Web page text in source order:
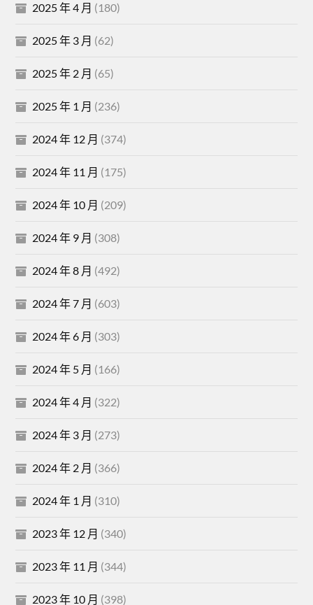
2025 年 4 月 (180)
2025 年 3 月 (62)
2025 年 2 月 (65)
2025 年 1 月 (236)
2024 年 12 月 (374)
2024 年 11 月 (175)
2024 年 10 月 (209)
2024 年 9 月 (308)
2024 年 8 月 (492)
2024 年 7 月 (603)
2024 年 6 月 (303)
2024 年 5 月 (166)
2024 年 4 月 (322)
2024 年 3 月 (273)
2024 年 2 月 (366)
2024 年 1 月 (310)
2023 年 12 月 (340)
2023 年 11 月 (344)
2023 年 10 月 (398)